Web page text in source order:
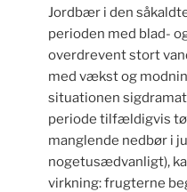
Jordbær i den
perioden med blad-
overdrevent stort
med vækst og
situationen
periode tilfældigvis
manglende nedbør i
nogetusædvanligt),
virkning: frugterne